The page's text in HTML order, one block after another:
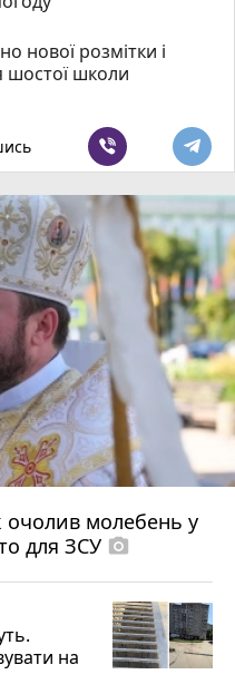
нової розмітки і
шостої школи
молебень у
для ЗСУ photo_camera
на